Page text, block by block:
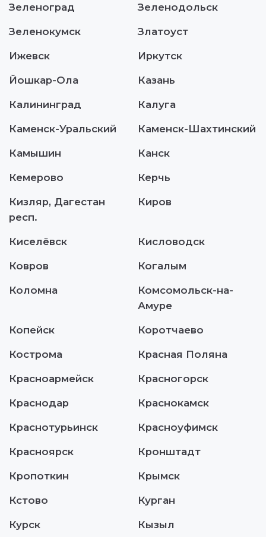
Зеленоград Зеленодольск
Зеленокумск Златоуст
Ижевск Иркутск
Йошкар-Ола Казань
Калининград Калуга
Каменск-Уральский Каменск-Шахтинский
Камышин Канск
Кемерово Керчь
Кизляр, Дагестан
респ.
Киров
Киселёвск Кисловодск
Ковров Когалым
Коломна
Комсомольск-на-
Амуре
Копейск Коротчаево
Кострома Красная Поляна
Красноармейск Красногорск
Краснодар Краснокамск
Краснотурьинск Красноуфимск
Красноярск Кронштадт
Кропоткин Крымск
Кстово Курган
Курск Кызыл